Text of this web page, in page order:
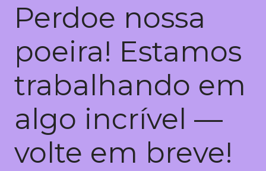
Perdoe nossa
poeira! Estamos
trabalhando em
algo incrível —
volte em breve!